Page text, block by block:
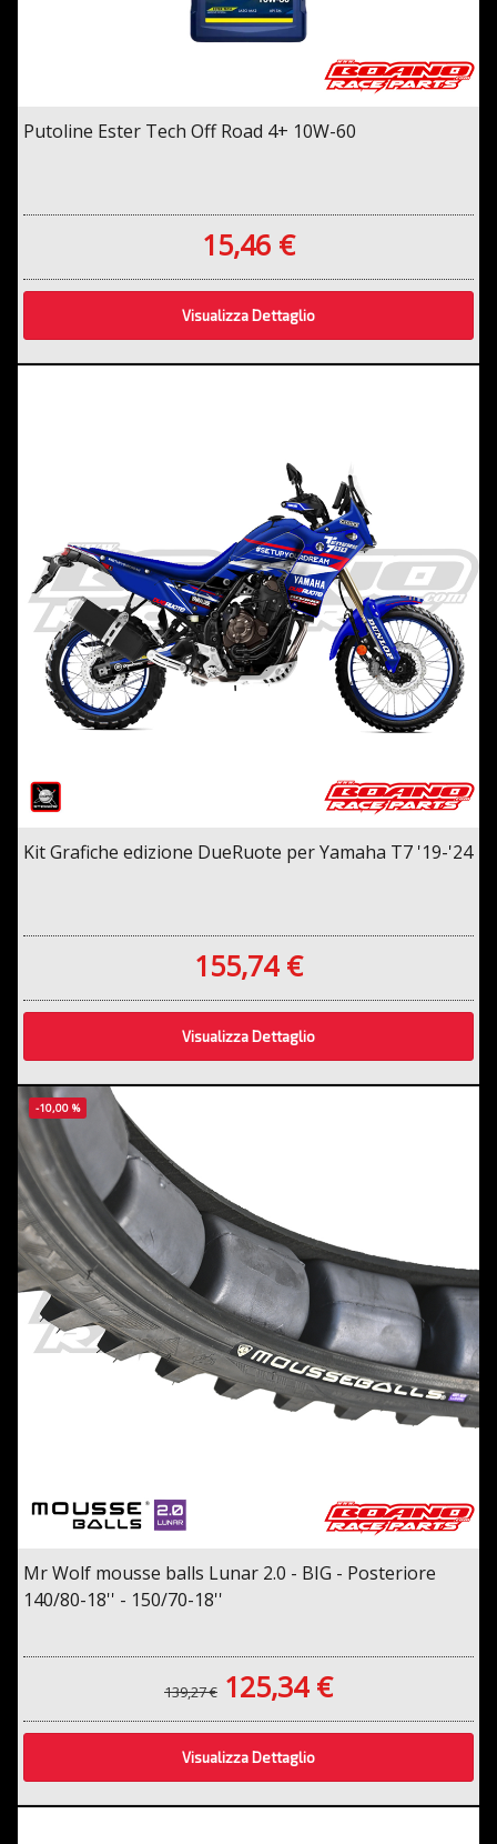
Putoline Ester Tech Off Road 4+ 10W-60
15,46 €
Visualizza Dettaglio
Kit Grafiche edizione DueRuote per Yamaha T7 '19-'24
155,74 €
Visualizza Dettaglio
-10,00 %
Mr Wolf mousse balls Lunar 2.0 - BIG - Posteriore
140/80-18'' - 150/70-18''
139,27 € 125,34 €
Visualizza Dettaglio